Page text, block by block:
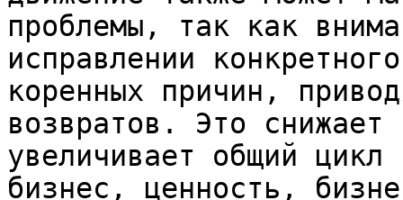
проблемы, так как
исправлении
коренных причин,
возвратов. Это снижает
увеличивает общий
бизнес, ценность,